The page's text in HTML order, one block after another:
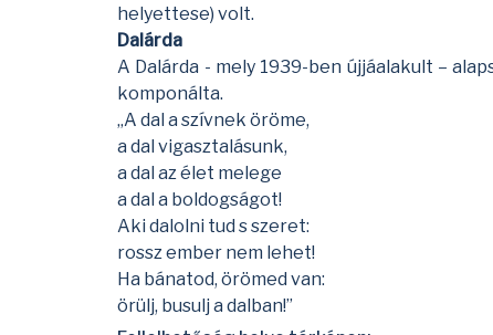
helyettese) volt.
Dalárda
A Dalárda - mely 1939-ben újjáalakult –
komponálta.
„A dal a szívnek öröme,
a dal vigasztalásunk,
a dal az élet melege
a dal a boldogságot!
Aki dalolni tud s szeret:
rossz ember nem lehet!
Ha bánatod, örömed van:
örülj, busulj a dalban!”